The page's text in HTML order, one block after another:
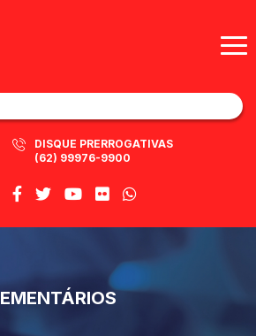
DISQUE PRERROGATIVAS
(62) 99976-9900
EMENTÁRIOS